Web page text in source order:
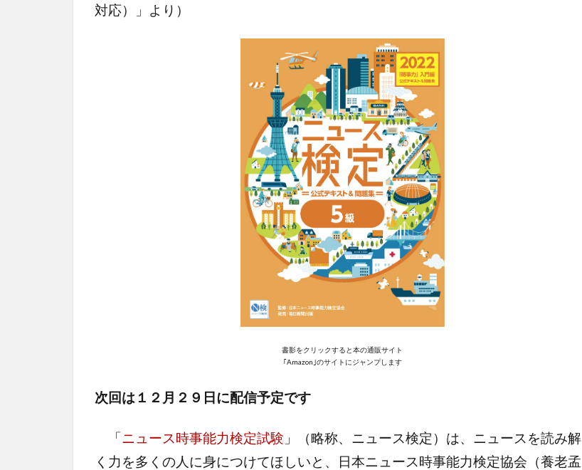
対応）」より）
書影をクリックすると本の通販サイト
｢Amazon｣のサイトにジャンプします
次回は１２月２９日に配信予定です
「ニュース時事能力検定試験 」（略称、ニュース検定）は、ニュースを読み解
く力を多くの人に身につけてほしいと、日本ニュース時事能力検定協会（養老孟